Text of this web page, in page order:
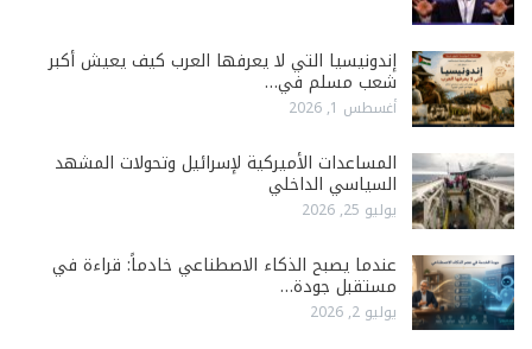
إندونيسيا التي لا يعرفها العرب كيف يعيش أكبر
شعب مسلم في…
أغسطس 1, 2026
المساعدات الأميركية لإسرائيل وتحولات المشهد
السياسي الداخلي
يوليو 25, 2026
عندما يصبح الذكاء الاصطناعي خادماً: قراءة في
مستقبل جودة…
يوليو 2, 2026